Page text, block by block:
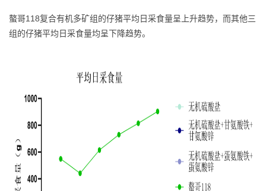
螯哥118复合有机多矿组的仔猪平均日采食量呈上升趋势，而其他三
组的仔猪平均日采食量均呈下降趋势。